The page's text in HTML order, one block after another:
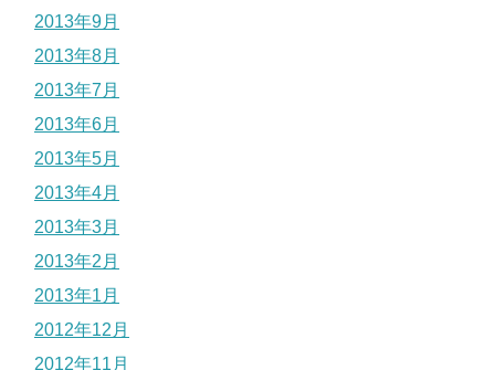
2013年9月
2013年8月
2013年7月
2013年6月
2013年5月
2013年4月
2013年3月
2013年2月
2013年1月
2012年12月
2012年11月